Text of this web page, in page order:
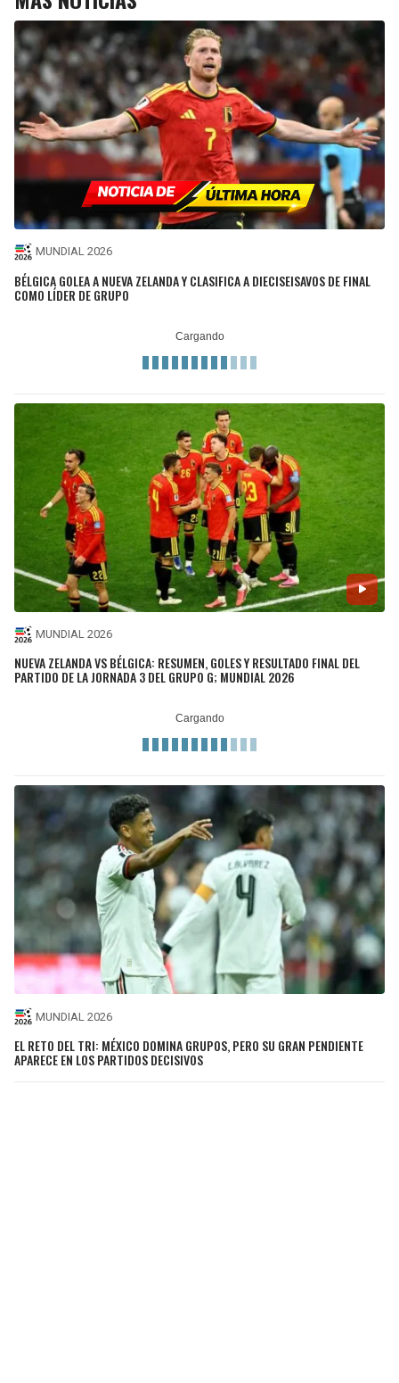
MUNDIAL 2026
BÉLGICA GOLEA A NUEVA ZELANDA Y CLASIFICA A DIECISEISAVOS DE FINAL
COMO LÍDER DE GRUPO
MUNDIAL 2026
NUEVA ZELANDA VS BÉLGICA: RESUMEN, GOLES Y RESULTADO FINAL DEL
PARTIDO DE LA JORNADA 3 DEL GRUPO G; MUNDIAL 2026
MUNDIAL 2026
EL RETO DEL TRI: MÉXICO DOMINA GRUPOS, PERO SU GRAN PENDIENTE
APARECE EN LOS PARTIDOS DECISIVOS